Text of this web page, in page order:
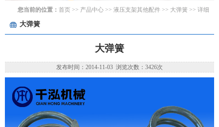
您当前的位置： 首页 >> 产品中心 >> 液压支架其他配件 >> 大弹簧 >> 详细
大弹簧
大弹簧
发布时间：2014-11-03 浏览次数：3426次